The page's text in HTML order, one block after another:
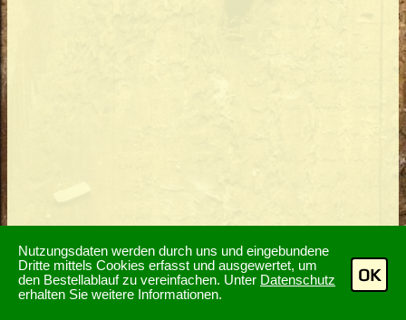
Nutzungsdaten werden durch uns und eingebundene
Dritte mittels Cookies erfasst und ausgewertet, um
den Bestellablauf zu vereinfachen. Unter Datenschutz
erhalten Sie weitere Informationen.
OK